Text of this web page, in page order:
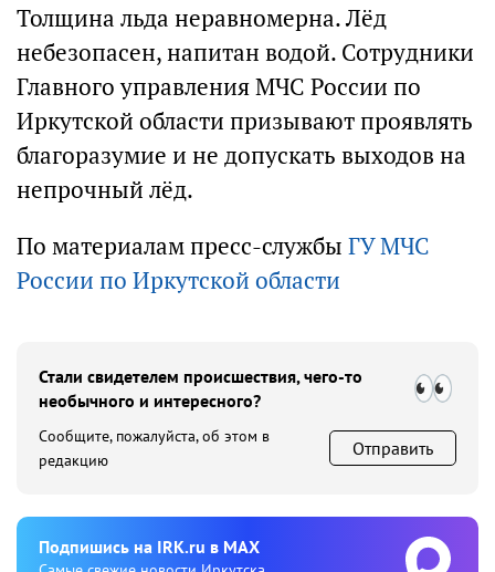
Толщина льда неравномерна. Лёд
небезопасен, напитан водой. Сотрудники
Главного управления МЧС России по
Иркутской области призывают проявлять
благоразумие и не допускать выходов на
непрочный лёд.
По материалам пресс-службы ГУ МЧС
России по Иркутской области
Стали свидетелем происшествия, чего-то
необычного и интересного?
Сообщите, пожалуйста, об этом в
редакцию
Отправить
Подпишиcь на IRK.ru в MAX